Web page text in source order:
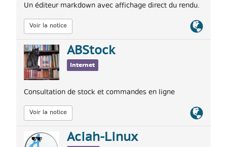
Un éditeur markdown avec affichage direct du rendu.
Voir la notice
Lien
ABStock
Internet
Consultation de stock et commandes en ligne
Voir la notice
Lien
Aciah-Linux